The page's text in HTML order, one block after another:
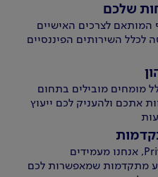
שלכם
המותאם לצרכים האישיים
לכלל השירותים הפיננסיים
מומחים מובילים בתחום
אתכם ולהעניק לכם ייעוץ
בלאומי Private Banking, אנחנו מעמידים
מתקדמות שמאפשרות לכם